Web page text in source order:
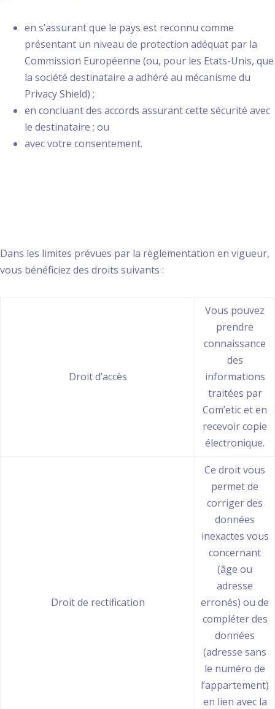
en s’assurant que le pays est reconnu comme
présentant un niveau de protection adéquat par la
Commission Européenne (ou, pour les Etats-Unis, que
la société destinataire a adhéré au mécanisme du
Privacy Shield) ;
en concluant des accords assurant cette sécurité avec
le destinataire ; ou
avec votre consentement.
Dans les limites prévues par la règlementation en vigueur,
vous bénéficiez des droits suivants :
Droit d’accès
Vous pouvez
prendre
connaissance
des
informations
traitées par
Com’etic et en
recevoir copie
électronique.
Droit de rectification
Ce droit vous
permet de
corriger des
données
inexactes vous
concernant
(âge ou
adresse
erronés) ou de
compléter des
données
(adresse sans
le numéro de
l’appartement)
en lien avec la